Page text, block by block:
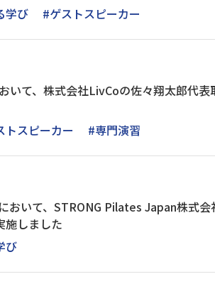
学び #ゲストスピーカー
いて、株式会社LivCoの佐々翔太郎代
トスピーカー #専門演習
おいて、STRONG Pilates Japan株式会
施しました
び